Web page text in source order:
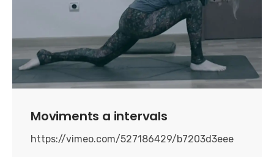
Moviments a intervals
https://vimeo.com/527186429/b7203d3eee